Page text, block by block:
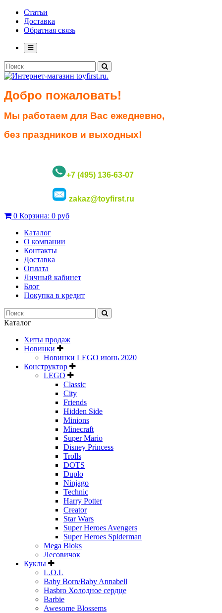
Статьи
Доставка
Обратная связь
Добро пожаловать!
Мы работаем для Вас ежедневно,
без праздников и выходных!
+7 (495) 136-63-07
zakaz@toyfirst.ru
0 Корзина: 0 руб
Каталог
О компании
Контакты
Доставка
Оплата
Личный кабинет
Блог
Покупка в кредит
Каталог
Хиты продаж
Новинки
Новинки LEGO июнь 2020
Конструктор
LEGO
Classic
City
Friends
Hidden Side
Minions
Minecraft
Super Mario
Disney Princess
Trolls
DOTS
Duplo
Ninjago
Technic
Harry Potter
Creator
Star Wars
Super Heroes Avengers
Super Heroes Spiderman
Mega Bloks
Лесовичок
Куклы
L.O.L
Baby Born/Baby Annabell
Hasbro Холодное сердце
Barbie
Awesome Blossems